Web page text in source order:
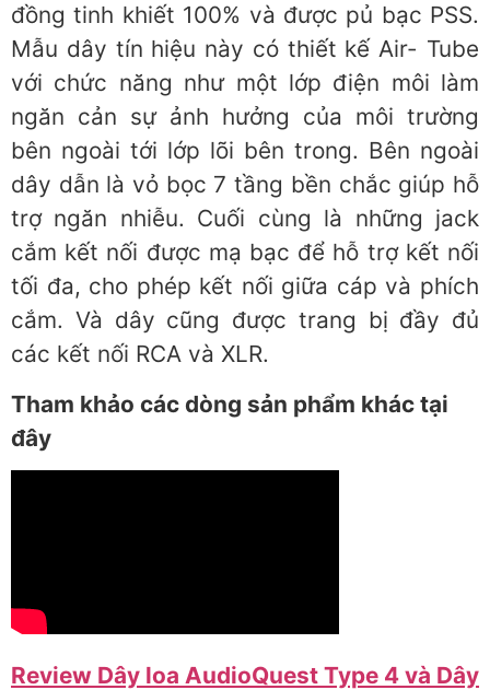
đồng tinh khiết 100% và được pủ bạc PSS.
Mẫu dây tín hiệu này có thiết kế Air- Tube
với chức năng như một lớp điện môi làm
ngăn cản sự ảnh hưởng của môi trường
bên ngoài tới lớp lõi bên trong. Bên ngoài
dây dẫn là vỏ bọc 7 tầng bền chắc giúp hỗ
trợ ngăn nhiễu. Cuối cùng là những jack
cắm kết nối được mạ bạc để hỗ trợ kết nối
tối đa, cho phép kết nối giữa cáp và phích
cắm. Và dây cũng được trang bị đầy đủ
các kết nối RCA và XLR.
Tham khảo các dòng sản phẩm khác tại
đây
Review Dây loa AudioQuest Type 4 và Dây